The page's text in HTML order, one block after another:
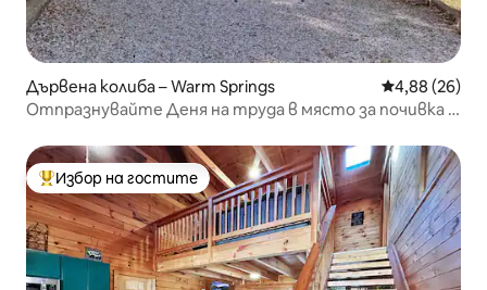
Дървена колиба – Warm Springs Средна
4,88 (26)
Отпразнувайте Деня на труда в място за почивка в
Най-популярен избор на гостите
Избор на гостите